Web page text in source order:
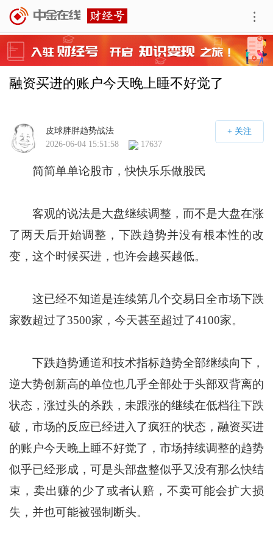
融资买进的账户今天晚上睡不好觉了
皮球胖胖趋势战法
2026-06-04 15:51:58
17637
简简单单论股市，快快乐乐做股民
客观的说法是大盘继续调整，而不是大盘在涨
了两天后开始调整，下跌趋势并没有根本性的改
变，这个时候买进，也许会越买越低。
这已经不知道是连续第几个交易日全市场下跌
家数超过了3500家，今天甚至超过了4100家。
下跌趋势通道和技术指标趋势全部继续向下，
逆大势创新高的单位也几乎全部处于头部双背离的
状态，涨过头的杀跌，未跟涨的继续在低档往下跌
破，市场的反应已经进入了疯狂的状态，融资买进
的账户今天晚上睡不好觉了，市场持续调整的趋势
似乎已经形成，可是头部盘整似乎又没有那么快结
束，卖出赚的少了或者认赔，不卖可能会扩大损
失，并也可能被强制断头。